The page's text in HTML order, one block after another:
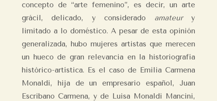
concepto de “arte femenino”, es decir, un arte
grácil, delicado, y considerado amateury
limitado a lo doméstico. A pesar de esta opinión
generalizada, hubo mujeres artistas que merecen
un hueco de gran relevancia en la historiografía
histórico-artística. Es el caso de Emilia Carmena
Monaldi, hija de un empresario español, Juan
Escribano Carmena, y de Luisa Monaldi Mancini,